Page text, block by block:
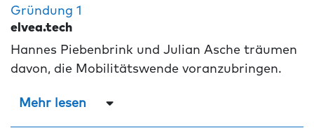
Gründung 1
elvea.tech
Hannes Piebenbrink und Julian Asche träumen
davon, die Mobilitätswende voranzubringen.
Mehr lesen